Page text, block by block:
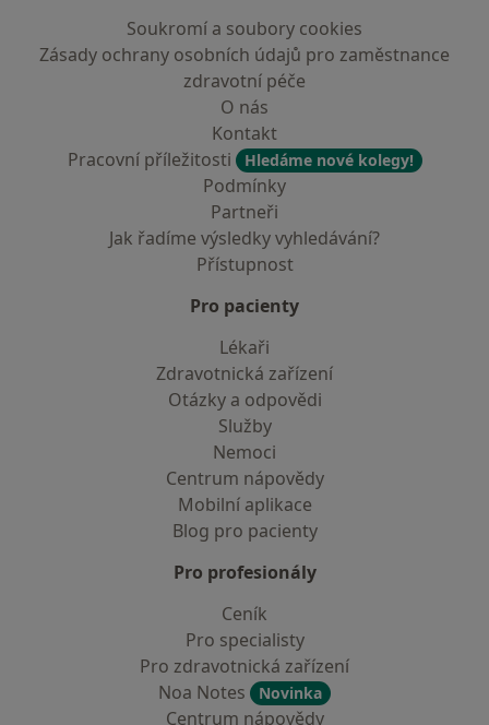
Soukromí a soubory cookies
Zásady ochrany osobních údajů pro zaměstnance
zdravotní péče
O nás
Kontakt
Pracovní příležitosti
Hledáme nové kolegy!
Podmínky
Partneři
Jak řadíme výsledky vyhledávání?
Přístupnost
Pro pacienty
Lékaři
Zdravotnická zařízení
Otázky a odpovědi
Služby
Nemoci
Centrum nápovědy
Mobilní aplikace
Blog pro pacienty
Pro profesionály
Ceník
Pro specialisty
Pro zdravotnická zařízení
Noa Notes
Novinka
Centrum nápovědy